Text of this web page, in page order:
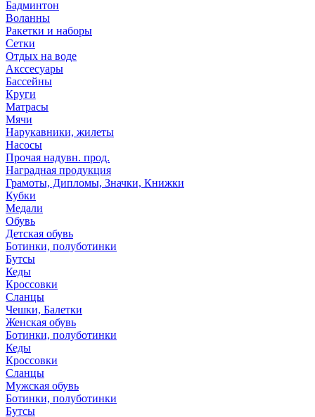
Бадминтон
Воланны
Ракетки и наборы
Сетки
Отдых на воде
Акссесуары
Бассейны
Круги
Матрасы
Мячи
Нарукавники, жилеты
Насосы
Прочая надувн. прод.
Наградная продукция
Грамоты, Дипломы, Значки, Книжки
Кубки
Медали
Обувь
Детская обувь
Ботинки, полуботинки
Бутсы
Кеды
Кроссовки
Сланцы
Чешки, Балетки
Женская обувь
Ботинки, полуботинки
Кеды
Кроссовки
Сланцы
Мужская обувь
Ботинки, полуботинки
Бутсы